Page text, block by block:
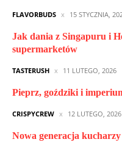
FLAVORBUDS 15 STYCZNIA,
Jak dania z Singapuru i
supermarketów
TASTERUSH 11 LUTEGO, 2026
Pieprz, goździki i
CRISPYCREW 12 LUTEGO, 2026
Nowa generacja